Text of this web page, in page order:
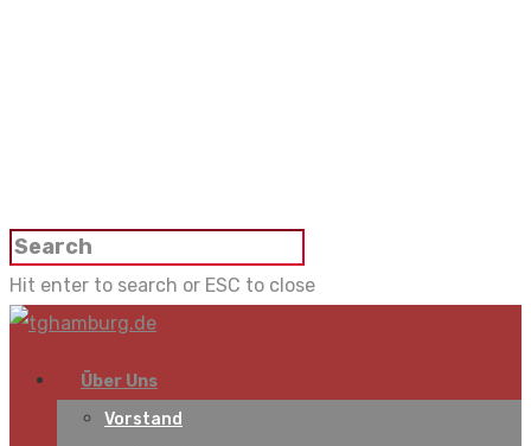
Hit enter to search or ESC to close
Über Uns
Vorstand